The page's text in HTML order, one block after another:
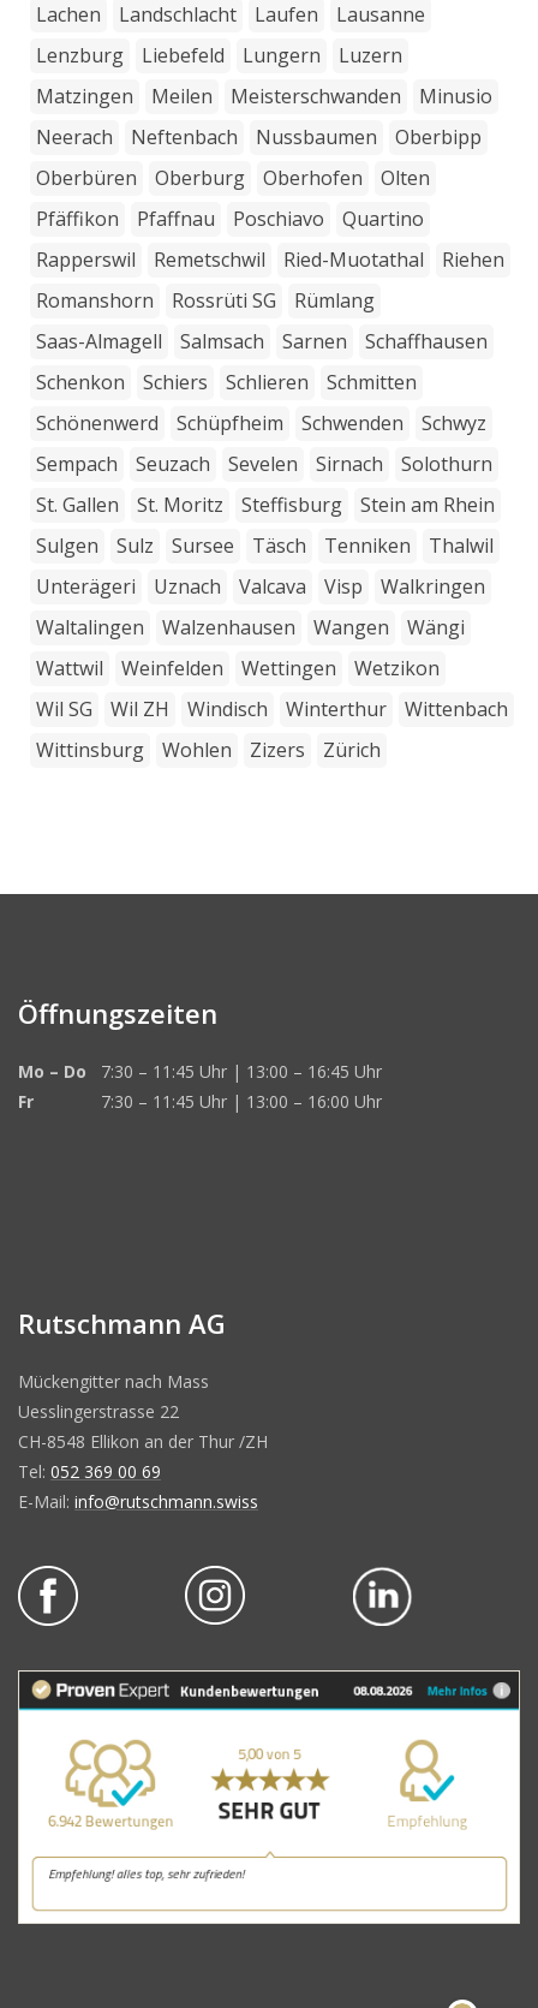
Lachen
Landschlacht Laufen
Lausanne
Lenzburg
Liebefeld Lungern
Luzern
Matzingen
Meilen Meisterschwanden
Minusio
Neerach
Neftenbach Nussbaumen
Oberbipp
Oberbüren
Oberburg Oberhofen
Olten
Pfäffikon
Pfaffnau Poschiavo
Quartino
Rapperswil
Remetschwil Ried-Muotathal
Riehen
Romanshorn
Rossrüti SG
Rümlang
Saas-Almagell
Salmsach Sarnen
Schaffhausen
Schenkon
Schiers Schlieren
Schmitten
Schönenwerd
Schüpfheim Schwenden
Schwyz
Sempach
Seuzach Sevelen Sirnach
Solothurn
St. Gallen
St. Moritz Steffisburg
Stein am Rhein
Sulgen
Sulz Sursee Täsch Tenniken
Thalwil
Unterägeri
Uznach Valcava Visp
Walkringen
Waltalingen
Walzenhausen Wangen
Wängi
Wattwil
Weinfelden Wettingen
Wetzikon
Wil SG
Wil ZH Windisch Winterthur
Wittenbach
Wittinsburg
Wohlen Zizers Zürich
Öffnungszeiten
Mo – Do 7:30 – 11:45 Uhr | 13:00 – 16:45 Uhr
Fr
7:30 – 11:45 Uhr | 13:00 – 16:00 Uhr
Rutschmann AG
Mückengitter nach Mass
Uesslingerstrasse 22
CH-8548 Ellikon an der Thur /ZH
Tel: 052 369 00 69
E-Mail: info@rutschmann.swiss
Rutschmann AG
100%
SEHR GUT